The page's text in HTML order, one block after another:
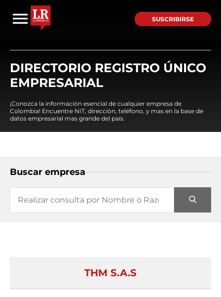
SUSCRIBIRSE
DIRECTORIO REGISTRO ÚNICO
EMPRESARIAL
¡Conozca la información esencial de cualquier empresa de
Colombia! Encuentre NIT, dirección, teléfono, y mas en la base de
datos empresarial mas grande del país.
Buscar empresa
THM S.A.S